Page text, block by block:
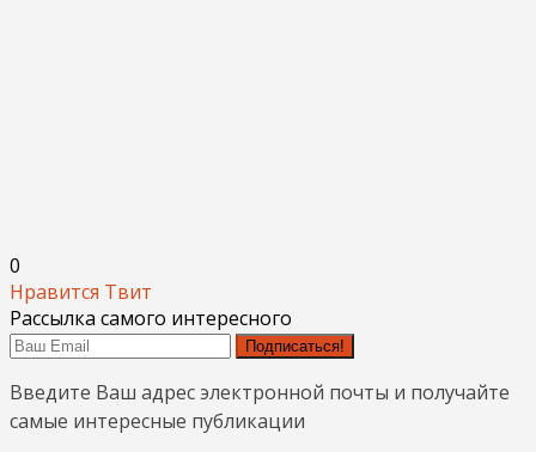
0
Нравится Твит
Рассылка самого интересного
Подписаться!
Введите Ваш адрес электронной почты и получайте
самые интересные публикации